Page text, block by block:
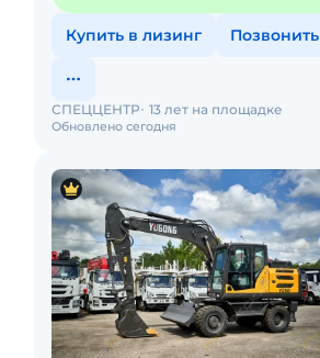
Купить в лизинг Позвонить
Обновлено сегодня
СПЕЦЦЕНТР 13 лет на площадке